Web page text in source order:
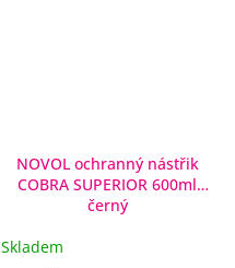
NOVOL ochranný nástřik
COBRA SUPERIOR 600ml
černý
Skladem